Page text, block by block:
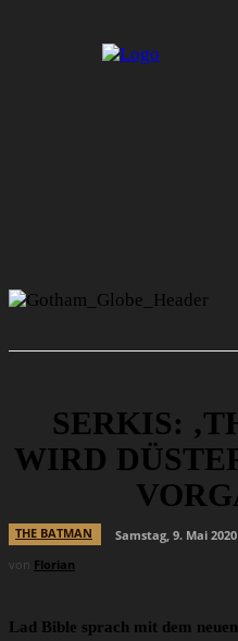
SERKIS:
WIRD
THE BATMAN
Samstag, 9. Mai 2020
von Florian
Lad Bible sprach mit dem